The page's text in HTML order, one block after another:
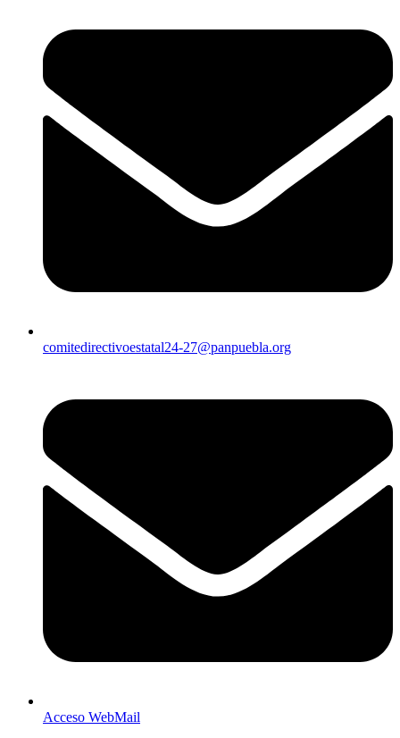
comitedirectivoestatal24-27@panpuebla.org
Acceso WebMail